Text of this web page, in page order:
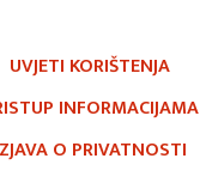
UVJETI KORIŠTENJA
INFORMACIJAMA
O PRIVATNOSTI